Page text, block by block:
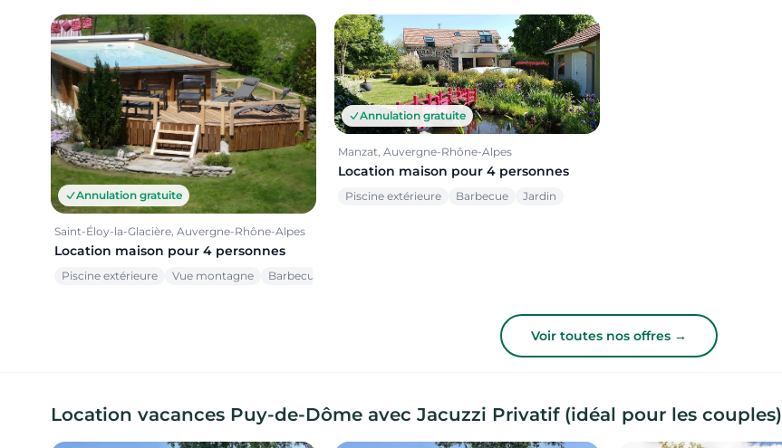
Annulation gratuite
Saint-Éloy-la-Glacière, Auvergne-Rhône-Alpes
Location maison pour 4 personnes
Piscine extérieure Vue montagne Barbecue
Annulation gratuite
Manzat, Auvergne-Rhône-Alpes
Location maison pour 4 personnes
Piscine extérieure Barbecue Jardin
Voir toutes nos offres →
Location vacances Puy-de-Dôme avec Jacuzzi Privatif (idéal pour les couples)